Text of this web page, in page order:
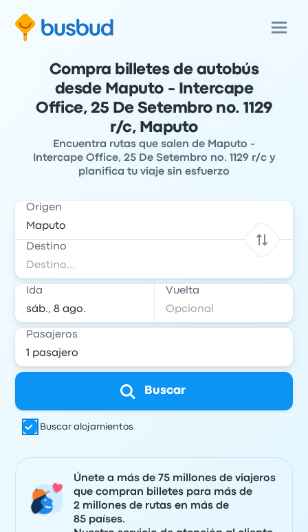
Compra billetes de autobús
desde Maputo - Intercape
Office, 25 De Setembro no. 1129
r/c, Maputo
Encuentra rutas que salen de Maputo -
Intercape Office, 25 De Setembro no. 1129 r/c y
planifica tu viaje sin esfuerzo
Origen
Destino
Ida Vuelta
Pasajeros
Buscar
Buscar alojamientos
Únete a más de 75 millones de viajeros
que compran billetes para más de
2 millones de rutas en más de
85 países.